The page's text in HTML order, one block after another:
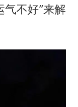
气不好”来解